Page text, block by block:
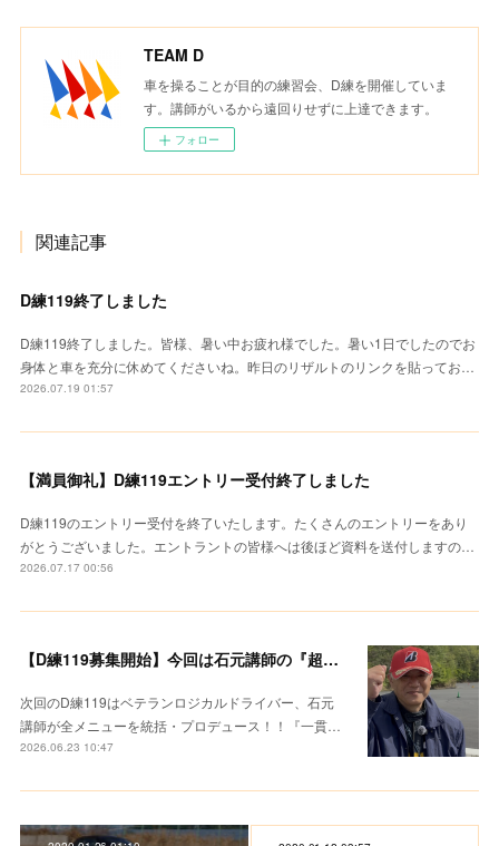
TEAM D
車を操ることが目的の練習会、D練を開催していま
す。講師がいるから遠回りせずに上達できます。
フォロー
関連記事
D練119終了しました
D練119終了しました。皆様、暑い中お疲れ様でした。暑い1日でしたのでお
身体と車を充分に休めてくださいね。昨日のリザルトのリンクを貼ってお…
2026.07.19 01:57
【満員御礼】D練119エントリー受付終了しました
D練119のエントリー受付を終了いたします。たくさんのエントリーをあり
がとうございました。エントラントの皆様へは後ほど資料を送付しますの…
2026.07.17 00:56
【D練119募集開始】今回は石元講師の『超集中レクチャー』
次回のD練119はベテランロジカルドライバー、石元
講師が全メニューを統括・プロデュース！！『一貫…
2026.06.23 10:47